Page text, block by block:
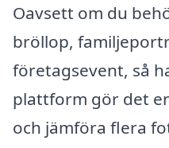
Oavsett om du
bröllop,
företagsevent, så
plattform gör det
och jämföra flera